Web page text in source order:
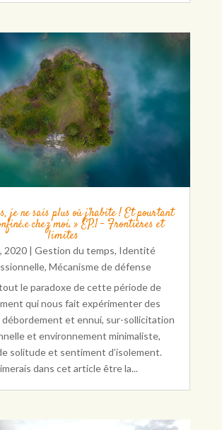
je ne sais plus où j’habite ! Et pourtant
chez moi. » EP.1 – Frontières et
limites
2020| Gestion du temps, Identité
, Mécanisme de défense
le paradoxe de cette période de
qui nous fait expérimenter des
et ennui, sur-sollicitation
et environnement minimaliste,
solitude et sentiment d’isolement.
dans cet article être la...